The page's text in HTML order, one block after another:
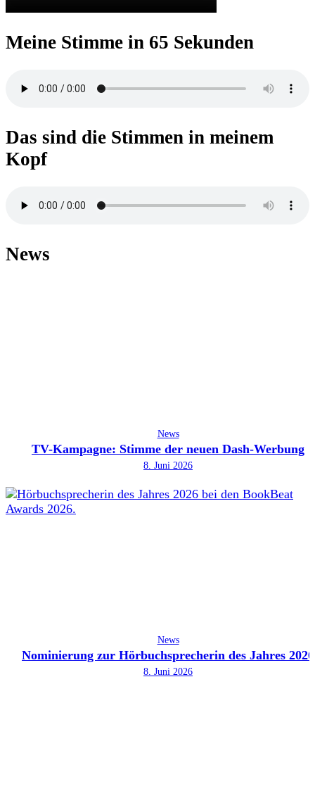
Meine Stimme in 65 Sekunden
Das sind die Stimmen in meinem
Kopf
News
News
TV-Kampagne: Stimme der neuen Dash-Werbung
8. Juni 2026
News
Nominierung zur Hörbuchsprecherin des Jahres 2026
8. Juni 2026